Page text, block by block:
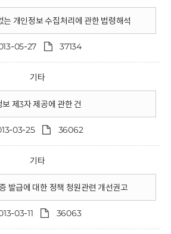
개인정보 수집처리에 관한 법령해석
05-27 37134
기타
제3자 제공에 관한 건
03-25 36062
기타
발급에 대한 정책 청원관련 개선권고
03-11 36063